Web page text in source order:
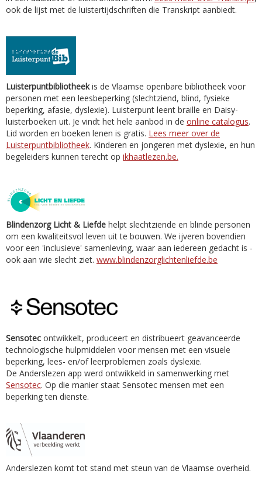
ook de lijst met de luistertijdschriften die Transkript aanbiedt.
Luisterpuntbibliotheekis de Vlaamse openbare bibliotheek voor
personen met een leesbeperking (slechtziend, blind, fysieke
beperking, afasie, dyslexie). Luisterpunt leent braille en Daisy-
luisterboeken uit. Je vindt het hele aanbod in de online catalogus.
Lid worden en boeken lenen is gratis. Lees meer over de
Luisterpuntbibliotheek. Kinderen en jongeren met dyslexie, en hun
begeleiders kunnen terecht op ikhaatlezen.be.
Blindenzorg Licht & Liefde helpt slechtziende en blinde personen
om een kwaliteitsvol leven uit te bouwen. We ijveren bovendien
voor een 'inclusieve' samenleving, waar aan iedereen gedacht is -
ook aan wie slecht ziet. www.blindenzorglichtenliefde.be
Sensotec ontwikkelt, produceert en distribueert geavanceerde
technologische hulpmiddelen voor mensen met een visuele
beperking, lees- en/of leerproblemen zoals dyslexie.
De Anderslezen app werd ontwikkeld in samenwerking met
Sensotec. Op die manier staat Sensotec mensen met een
beperking ten dienste.
Anderslezen komt tot stand met steun van de Vlaamse overheid.